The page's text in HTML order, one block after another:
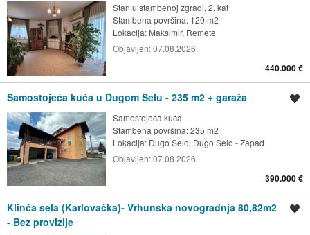
Stan u stambenoj zgradi, 2. kat
Stambena površina: 120 m2
Lokacija: Maksimir, Remete
Objavljen:07.08.2026.
440.000 €
Samostojeća kuća u Dugom Selu - 235 m2 + garaža
Samostojeća kuća
Stambena površina: 235 m2
Lokacija: Dugo Selo, Dugo Selo - Zapad
Objavljen:07.08.2026.
390.000 €
Klinča sela (Karlovačka)- Vrhunska novogradnja 80,82m2
- Bez provizije